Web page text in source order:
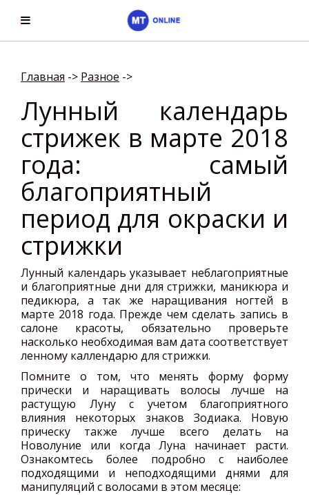
Главная -> Разное ->
Лунный календарь
стрижек в марте 2018
года: самый
благоприятный
период для окраски и
стрижки
Лунный календарь указывает неблагоприятные
и благоприятные дни для стрижки, маникюра и
педикюра, а так же наращивания ногтей в
марте 2018 года. Прежде чем сделать запись в
салоне красоты, обязательно проверьте
насколько необходимая вам дата соответствует
ленному каллендарю для стрижки.
Помните о том, что менять форму форму
прически и наращивать волосы лучше на
растущую Луну с учетом благоприятного
влияния некоторых знаков Зодиака. Новую
прическу также лучше всего делать на
Новолуние или когда Луна начинает расти.
Ознакомтесь более подробно с наиболее
подходящими и неподходящими днями для
манипуляций с волосами в этом месяце: